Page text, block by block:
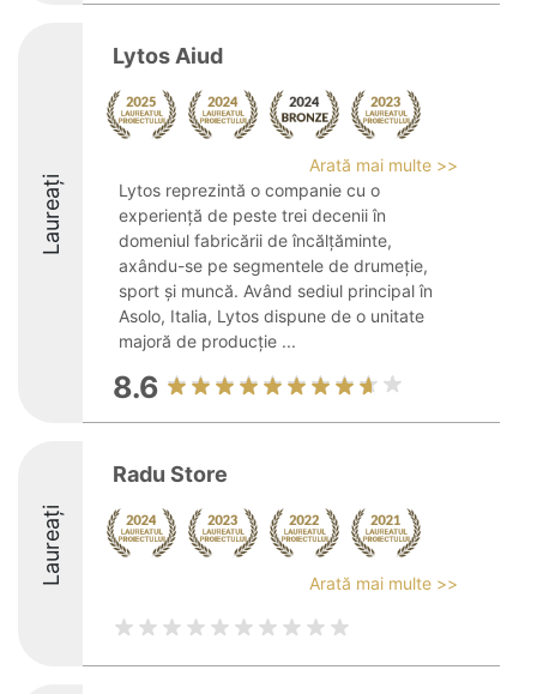
Laureați
Lytos Aiud
Arată mai multe >>
Lytos reprezintă o companie cu o
experiență de peste trei decenii în
domeniul fabricării de încălțăminte,
axându-se pe segmentele de drumeție,
sport și muncă. Având sediul principal în
Asolo, Italia, Lytos dispune de o unitate
majoră de producție ...
8.6
Laureați
Radu Store
Arată mai multe >>